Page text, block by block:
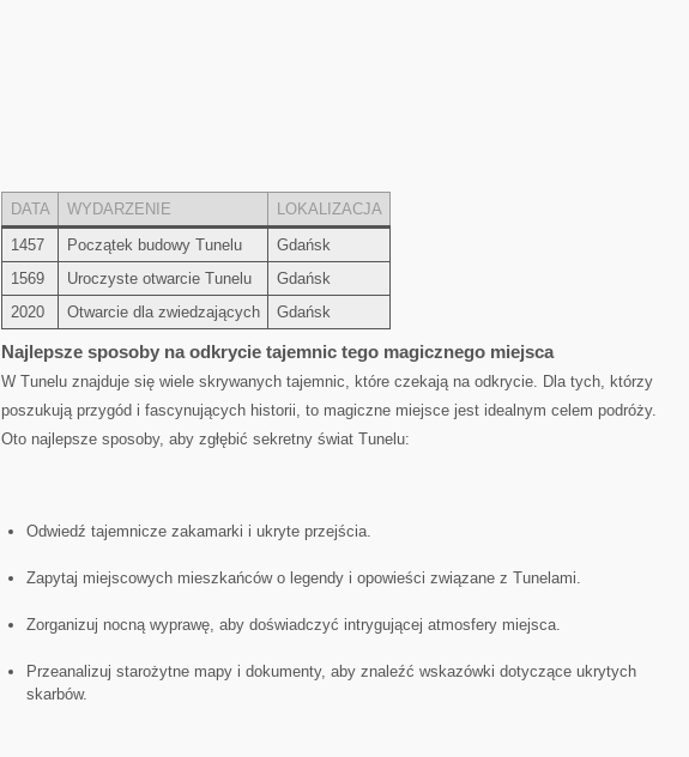
DATA WYDARZENIE
LOKALIZACJA
1457
Początek budowy Tunelu
Gdańsk
1569
Uroczyste otwarcie Tunelu
Gdańsk
2020
Otwarcie dla zwiedzających Gdańsk
Najlepsze⁤ sposoby na odkrycie tajemnic tego magicznego​ miejsca
W Tunelu znajduje się wiele skrywanych tajemnic, które czekają ‌na odkrycie. ⁣Dla tych, którzy
poszukują przygód​ i fascynujących historii, to⁤ magiczne miejsce ​jest idealnym ‍celem podróży.​
Oto najlepsze sposoby, ⁢aby zgłębić sekretny świat Tunelu:
Odwiedź⁣ tajemnicze zakamarki i ukryte przejścia.
Zapytaj​ miejscowych ⁤mieszkańców o legendy i opowieści związane ⁣z⁣ Tunelami.
Zorganizuj nocną⁢ wyprawę, aby ⁤doświadczyć⁤ intrygującej atmosfery miejsca.
Przeanalizuj starożytne mapy i dokumenty, aby znaleźć wskazówki dotyczące ukrytych
skarbów.